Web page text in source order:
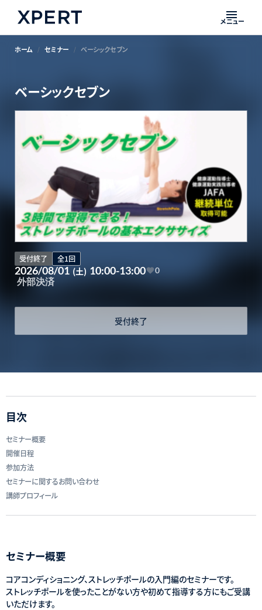
メニュー
ホーム セミナー ベーシックセブン
ベーシックセブン
受付終了 全1回
2026/08/01 (土) 10:00-13:00 0
外部決済
受付終了
目次
セミナー概要
開催日程
参加方法
セミナーに関するお問い合わせ
講師プロフィール
セミナー概要
コアコンディショニング、ストレッチポールの入門編のセミナーです。
ストレッチポールを使ったことがない方や初めて指導する方にもご受講
いただけます。